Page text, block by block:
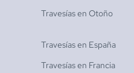
Travesías en Otoño
Travesías en España
Travesías en Francia